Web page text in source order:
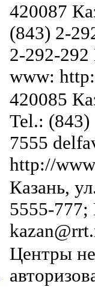
420087
(843) 2-
2-292-292
www:
420085
Tel.: (843)
7555
http://
Казань,
5555-777;
Центры